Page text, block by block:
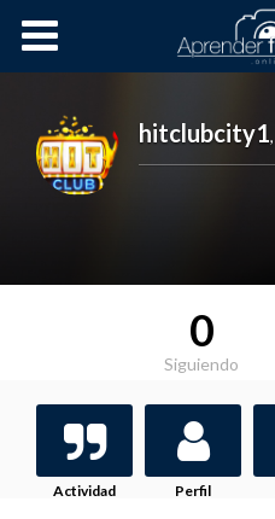
hitclubcity1,
0
Siguiendo
Actividad Perfil